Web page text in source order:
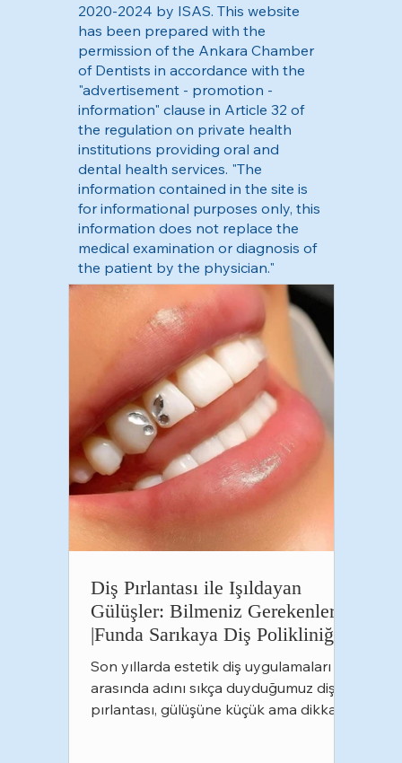
Diş Pırlantası ile Işıldayan
Gülüşler: Bilmeniz Gerekenler
|Funda Sarıkaya Diş Polikliniği
Son yıllarda estetik diş uygulamaları
arasında adını sıkça duyduğumuz diş
pırlantası, gülüşüne küçük ama dikkat
2020-2024 by ISAS. This website
has been prepared with the
permission of the Ankara Chamber
of Dentists in accordance with the
"advertisement - promotion -
information" clause in Article 32 of
the regulation on private health
institutions providing oral and
dental health services. "The
information contained in the site is
for informational purposes only, this
information does not replace the
medical examination or diagnosis of
the patient by the physician."